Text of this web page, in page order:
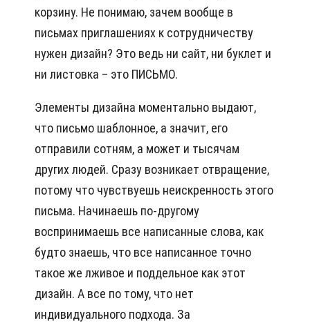
корзину. Не понимаю, зачем вообще в
письмах приглашениях к сотрудничеству
нужен дизайн? Это ведь ни сайт, ни буклет и
ни листовка – это ПИСЬМО.
Элементы дизайна моментально выдают,
что письмо шаблонное, а значит, его
отправили сотням, а может и тысячам
других людей. Сразу возникает отвращение,
потому что чувствуешь неискренность этого
письма. Начинаешь по-другому
воспринимаешь все написанные слова, как
будто знаешь, что все написанное точно
такое же лживое и поддельное как этот
дизайн. А все по тому, что нет
индивидуального подхода. За